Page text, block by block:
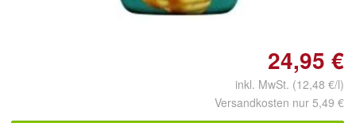
24,95 €
inkl. MwSt. (12,48 €/l)
Versandkosten nur 5,49 €